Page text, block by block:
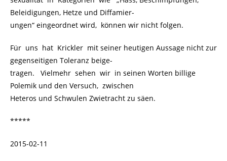
Beleidigungen, Hetze und Diffamier-
ungen“ eingeordnet wird, können wir nicht folgen.
Für uns hat Krickler mit seiner heutigen Aussage nicht zur
gegenseitigen Toleranz beige-
tragen. Vielmehr sehen wir in seinen Worten billige
Polemik und den Versuch, zwischen
Heteros und Schwulen Zwietracht zu säen.
*****
2015-02-11